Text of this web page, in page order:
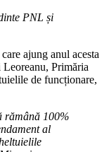
PNL și
ajung anul acesta
Primăria
de funcționare,
rămână 100%
al